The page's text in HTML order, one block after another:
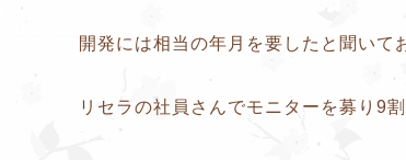
開発には相当の年月を要したと聞いて
リセラの社員さんでモニターを募り9割